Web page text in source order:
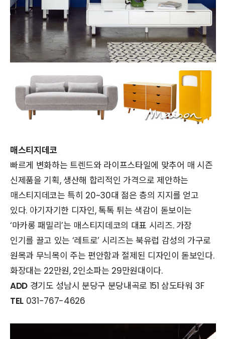
매스티지데코
빠르게 변화하는 트렌드와 라이프스타일에 맞추어 매 시즌
신제품을 기획, 생산해 합리적인 가격으로 제안하는
매스티지데코는 특히 20~30대 젊은 층의 지지를 얻고
있다. 아기자기한 디자인, 톡톡 튀는 색감이 돋보이는
‘마카롱 패밀리’는 매스티지데코의 대표 시리즈. 가장
인기를 끌고 있는 ‘레트로’ 시리즈는 북유럽 감성의 가구로
원목과 무늬목이 주는 편안함과 절제된 디자인이 돋보인다.
화장대는 22만원, 2인소파는 29만원대이다.
ADD경기도 성남시 분당구 분당내곡로 151 삼도타워 3F
TEL031-767-4626